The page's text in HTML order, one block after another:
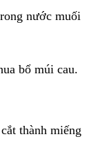
nước muối
bổ múi cau.
thành miếng